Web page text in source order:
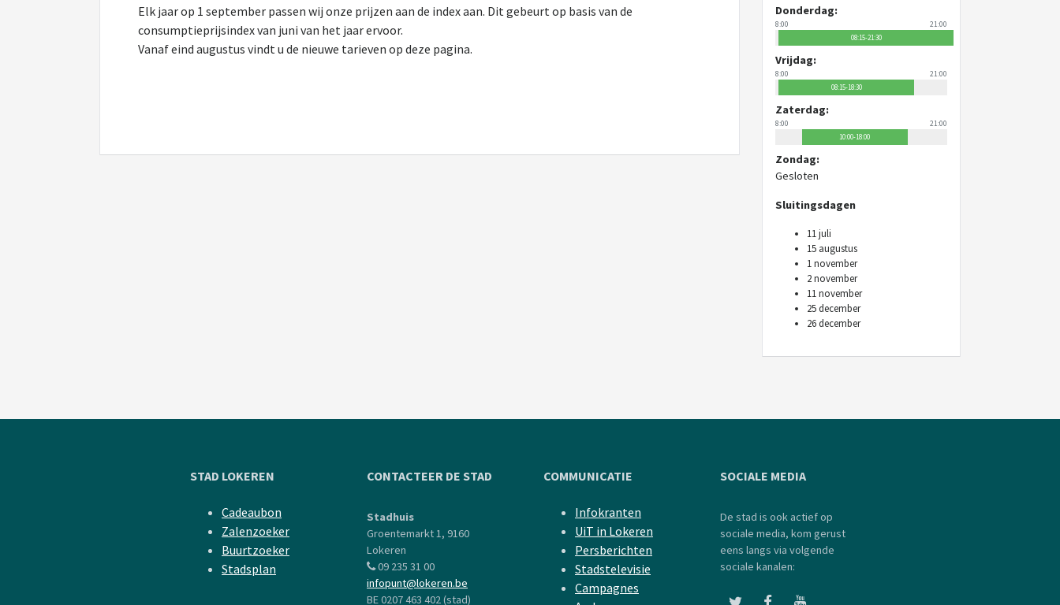
Elk jaar op 1 september passen wij onze prijzen aan de index aan. Dit gebeurt op basis van de
consumptieprijsindex van juni van het jaar ervoor.
Vanaf eind augustus vindt u de nieuwe tarieven op deze pagina.
Donderdag:
8:00 21:00
08:15-21:30
Vrijdag:
8:00 21:00
08:15-18:30
Zaterdag:
8:00 21:00
10:00-18:00
Zondag:
Gesloten
Sluitingsdagen
11 juli
15 augustus
1 november
2 november
11 november
25 december
26 december
STAD LOKEREN
Cadeaubon
Zalenzoeker
Buurtzoeker
Stadsplan
CONTACTEER DE STAD
Stadhuis
Groentemarkt 1, 9160
Lokeren
09 235 31 00
infopunt@lokeren.be
BE 0207 463 402 (stad)
COMMUNICATIE
Infokranten
UiT in Lokeren
Persberichten
Stadstelevisie
Campagnes
SOCIALE MEDIA
De stad is ook actief op
sociale media, kom gerust
eens langs via volgende
sociale kanalen: